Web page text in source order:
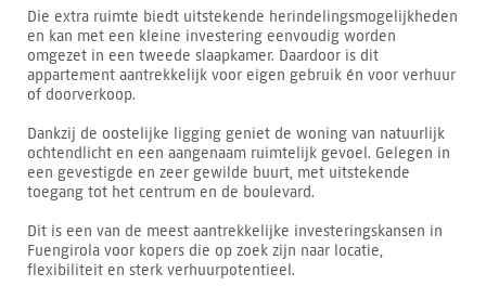
Die extra ruimte biedt uitstekende herindelingsmogelijkheden
en kan met een kleine investering eenvoudig worden
omgezet in een tweede slaapkamer. Daardoor is dit
appartement aantrekkelijk voor eigen gebruik én voor verhuur
of doorverkoop.
Dankzij de oostelijke ligging geniet de woning van natuurlijk
ochtendlicht en een aangenaam ruimtelijk gevoel. Gelegen in
een gevestigde en zeer gewilde buurt, met uitstekende
toegang tot het centrum en de boulevard.
Dit is een van de meest aantrekkelijke investeringskansen in
Fuengirola voor kopers die op zoek zijn naar locatie,
flexibiliteit en sterk verhuurpotentieel.